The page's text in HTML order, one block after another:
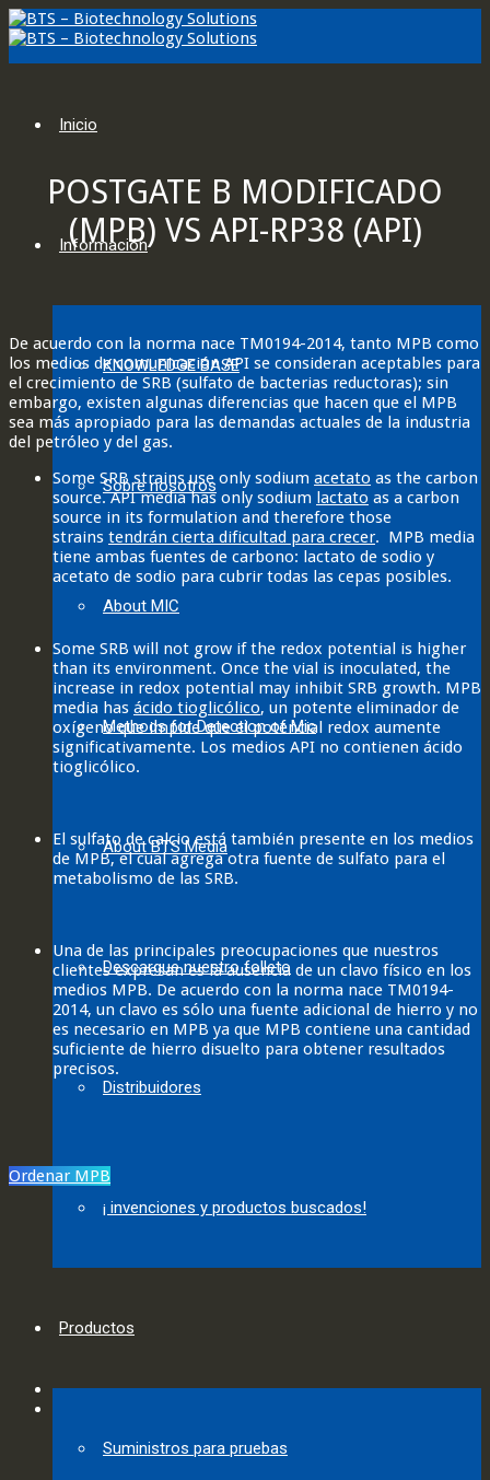
Inicio
Información
KNOWLEDGE BASE
Sobre nosotros
About MIC
Methods for Detection of Mic
About BTS Media
Descargue nuestro folleto
Distribuidores
¡ invenciones y productos buscados!
Productos
Suministros para pruebas
POSTGATE B MODIFICADO
(MPB) VS API-RP38 (API)
De acuerdo con la norma nace TM0194-2014, tanto MPB como
los medios de comunicación API se consideran aceptables para
el crecimiento de SRB (sulfato de bacterias reductoras); sin
embargo, existen algunas diferencias que hacen que el MPB
sea más apropiado para las demandas actuales de la industria
del petróleo y del gas.
Some SRB strains use only sodium acetato as the carbon
source. API media has only sodium lactato as a carbon
source in its formulation and therefore those
strains tendrán cierta dificultad para crecer. MPB media
tiene ambas fuentes de carbono: lactato de sodio y
acetato de sodio para cubrir todas las cepas posibles.
Some SRB will not grow if the redox potential is higher
than its environment. Once the vial is inoculated, the
increase in redox potential may inhibit SRB growth. MPB
media has ácido tioglicólico, un potente eliminador de
oxígeno que impide que el potencial redox aumente
significativamente. Los medios API no contienen ácido
tioglicólico.
El sulfato de calcio está también presente en los medios
de MPB, el cual agrega otra fuente de sulfato para el
metabolismo de las SRB.
Una de las principales preocupaciones que nuestros
clientes expresan es la ausencia de un clavo físico en los
medios MPB. De acuerdo con la norma nace TM0194-
2014, un clavo es sólo una fuente adicional de hierro y no
es necesario en MPB ya que MPB contiene una cantidad
suficiente de hierro disuelto para obtener resultados
precisos.
Ordenar MPB